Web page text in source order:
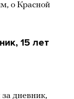
о Красной
15 лет
дневник,